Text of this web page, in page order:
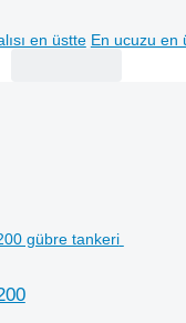
en üstte En ucuzu en